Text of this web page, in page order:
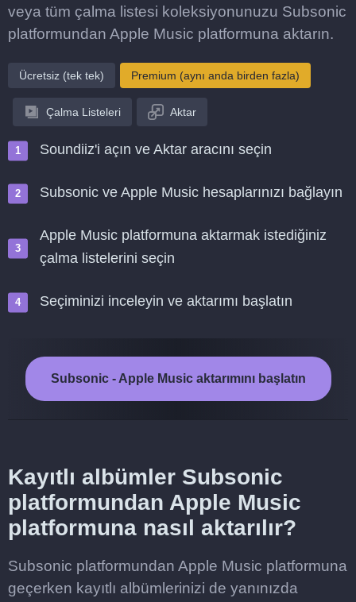
veya tüm çalma listesi koleksiyonunuzu Subsonic
platformundan Apple Music platformuna aktarın.
Ücretsiz (tek tek) Premium (aynı anda birden fazla)
Çalma Listeleri Aktar
Soundiiz'i açın ve Aktar aracını seçin
Subsonic ve Apple Music hesaplarınızı bağlayın
Apple Music platformuna aktarmak istediğiniz
çalma listelerini seçin
Seçiminizi inceleyin ve aktarımı başlatın
Subsonic - Apple Music aktarımını başlatın
Kayıtlı albümler Subsonic
platformundan Apple Music
platformuna nasıl aktarılır?
Subsonic platformundan Apple Music platformuna
geçerken kayıtlı albümlerinizi de yanınızda